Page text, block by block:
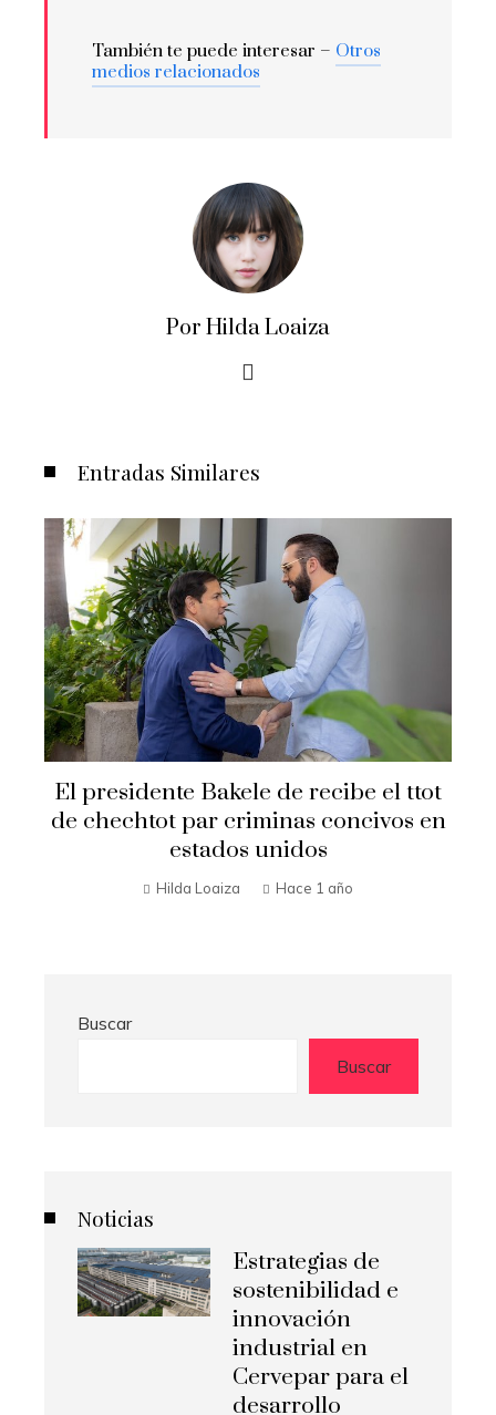
También te puede interesar – Otros
medios relacionados
Por Hilda Loaiza
Entradas Similares
El presidente Bakele de recibe el ttot
de chechtot par criminas concivos en
estados unidos
Hilda Loaiza Hace 1 año
Buscar
Buscar
Noticias
Estrategias de
sostenibilidad e
innovación
industrial en
Cervepar para el
desarrollo